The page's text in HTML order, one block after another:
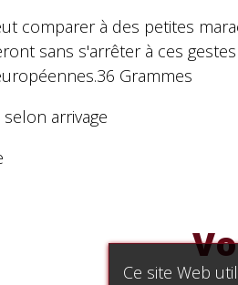
comparer à des petites
sans s'arrêter à ces
Grammes
arrivage
Ce site Web